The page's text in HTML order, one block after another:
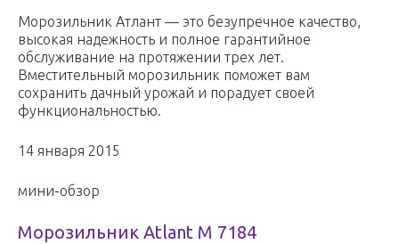
Морозильник Атлант — это безупречное качество,
высокая надежность и полное гарантийное
обслуживание на протяжении трех лет.
Вместительный морозильник поможет вам
сохранить дачный урожай и порадует своей
функциональностью.
14 января 2015
мини-обзор
Морозильник Atlant M 7184